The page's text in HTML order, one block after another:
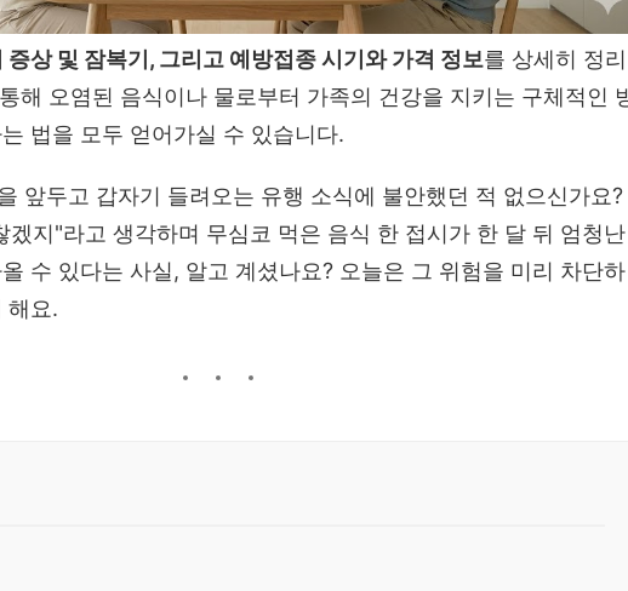
증상 및 잠복기, 그리고 예방접종 시기와 가격 정보를 상세히 정리
해 오염된 음식이나 물로부터 가족의 건강을 지키는 구체적인
법을 모두 얻어가실 수 있습니다.
앞두고 갑자기 들려오는 유행 소식에 불안했던 적 없으신가요?
겠지"라고 생각하며 무심코 먹은 음식 한 접시가 한 달 뒤 엄청난
수 있다는 사실, 알고 계셨나요? 오늘은 그 위험을 미리 차단하
해요.